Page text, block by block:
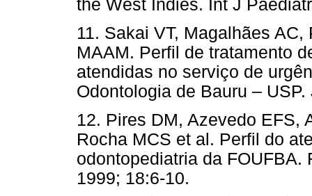
the West Indies. Int J
11. Sakai VT, Magalhães
MAAM. Perfil de tratamento
atendidas no serviço de
Odontologia de Bauru –
12. Pires DM, Azevedo EFS,
Rocha MCS et al. Perfil do
odontopediatria da FOUFBA.
1999; 18:6-10.